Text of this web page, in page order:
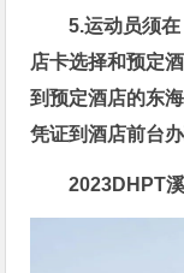
5.运动员须
店卡选择和预定
到预定酒店的东
凭证到酒店前台办
2023DHPT